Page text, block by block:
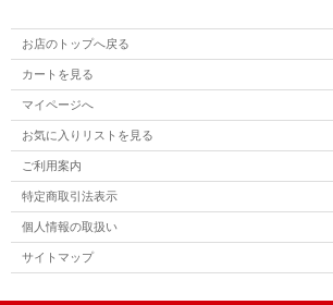
お店のトップへ戻る
カートを見る
マイページへ
お気に入りリストを見る
ご利用案内
特定商取引法表示
個人情報の取扱い
サイトマップ